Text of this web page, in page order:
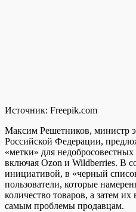
Источник: Freepik.com
Максим Решетников, министр
Российской Федерации,
«метки» для
включая Ozon и Wildberries. В
инициативой, в «черный
пользователи, которые
количество товаров, а затем
самым проблемы продавцам.